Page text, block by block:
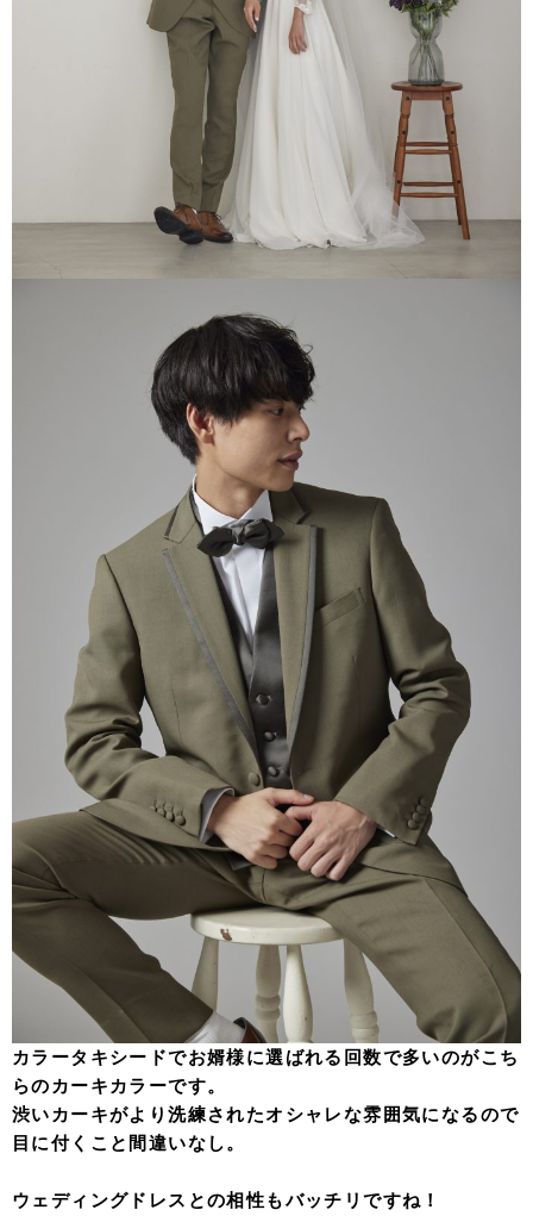
カラータキシードでお婿様に選ばれる回数で多いのがこち
らのカーキカラーです。
渋いカーキがより洗練されたオシャレな雰囲気になるので
目に付くこと間違いなし。
ウェディングドレスとの相性もバッチリですね！